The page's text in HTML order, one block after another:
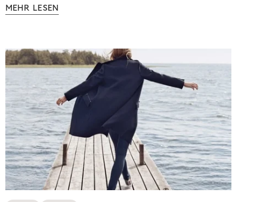
Zahlungsabwicklung echte Mehrwerte für Händler.
MEHR LESEN